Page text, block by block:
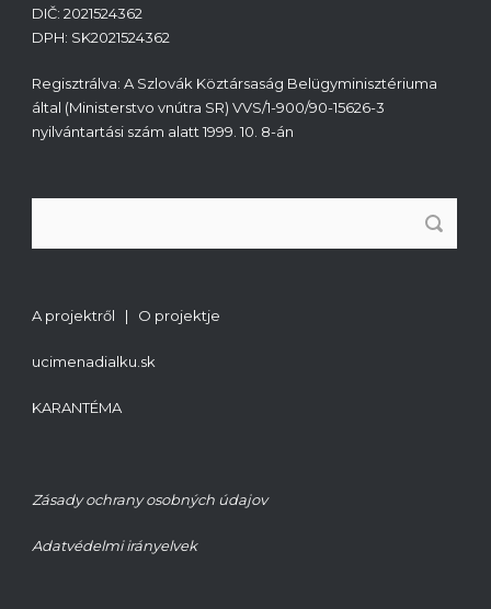
DIČ: 2021524362
DPH: SK2021524362
Regisztrálva: A Szlovák Köztársaság Belügyminisztériuma
által (Ministerstvo vnútra SR) VVS/1-900/90-15626-3
nyilvántartási szám alatt 1999. 10. 8-án
A projektről | O projektje
ucimenadialku.sk
KARANTÉMA
Zásady ochrany osobných údajov
Adatvédelmi irányelvek